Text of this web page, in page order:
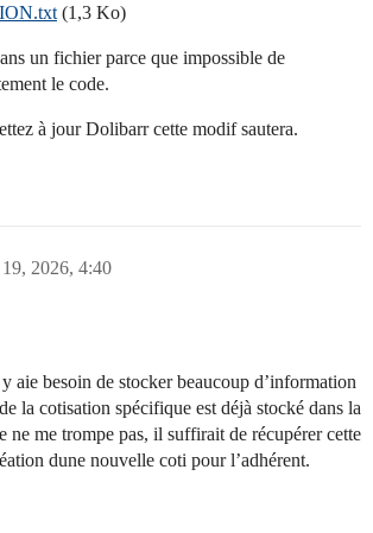
(1,3 Ko)
un fichier parce que impossible de
le code.
à jour Dolibarr cette modif sautera.
2026, 4:40
aie besoin de stocker beaucoup d’information
la cotisation spécifique est déjà stocké dans la
ne me trompe pas, il suffirait de récupérer cette
dune nouvelle coti pour l’adhérent.